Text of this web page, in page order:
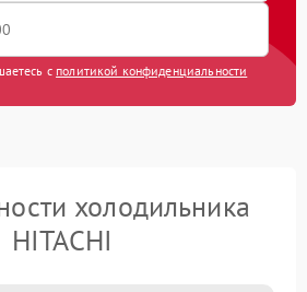
с политикой конфиденциальности
холодильника
HITACHI